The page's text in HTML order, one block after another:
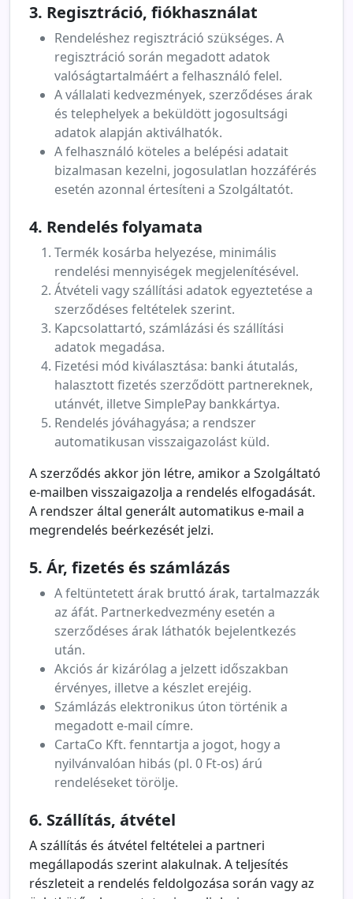
3. Regisztráció, fiókhasználat
Rendeléshez regisztráció szükséges. A
regisztráció során megadott adatok
valóságtartalmáért a felhasználó felel.
A vállalati kedvezmények, szerződéses árak
és telephelyek a beküldött jogosultsági
adatok alapján aktiválhatók.
A felhasználó köteles a belépési adatait
bizalmasan kezelni, jogosulatlan hozzáférés
esetén azonnal értesíteni a Szolgáltatót.
4. Rendelés folyamata
Termék kosárba helyezése, minimális
rendelési mennyiségek megjelenítésével.
Átvételi vagy szállítási adatok egyeztetése a
szerződéses feltételek szerint.
Kapcsolattartó, számlázási és szállítási
adatok megadása.
Fizetési mód kiválasztása: banki átutalás,
halasztott fizetés szerződött partnereknek,
utánvét, illetve SimplePay bankkártya.
Rendelés jóváhagyása; a rendszer
automatikusan visszaigazolást küld.
A szerződés akkor jön létre, amikor a Szolgáltató
e-mailben visszaigazolja a rendelés elfogadását.
A rendszer által generált automatikus e-mail a
megrendelés beérkezését jelzi.
5. Ár, fizetés és számlázás
A feltüntetett árak bruttó árak, tartalmazzák
az áfát. Partnerkedvezmény esetén a
szerződéses árak láthatók bejelentkezés
után.
Akciós ár kizárólag a jelzett időszakban
érvényes, illetve a készlet erejéig.
Számlázás elektronikus úton történik a
megadott e-mail címre.
CartaCo Kft. fenntartja a jogot, hogy a
nyilvánvalóan hibás (pl. 0 Ft-os) árú
rendeléseket törölje.
6. Szállítás, átvétel
A szállítás és átvétel feltételei a partneri
megállapodás szerint alakulnak. A teljesítés
részleteit a rendelés feldolgozása során vagy az